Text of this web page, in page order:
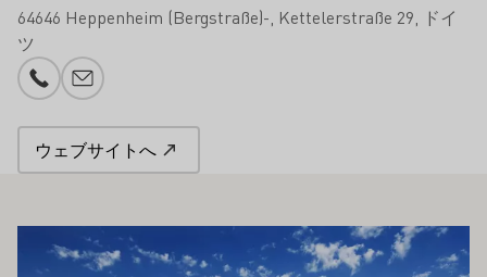
64646 Heppenheim (Bergstraße)- Kettelerstraße 29
ドイ
ツ
電話番号メール追加
ウェブサイトへ
お勧めです
もっと詳しく